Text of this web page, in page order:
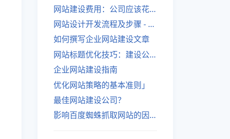
网站建设费用：公司应该花费多少？
网站设计开发流程及步骤 - 优化后的标题
如何撰写企业网站建设文章
网站标题优化技巧：建设公司的专业指导
企业网站建设指南
优化网站策略的基本准则」
最佳网站建设公司？
影响百度蜘蛛抓取网站的因素有哪些？